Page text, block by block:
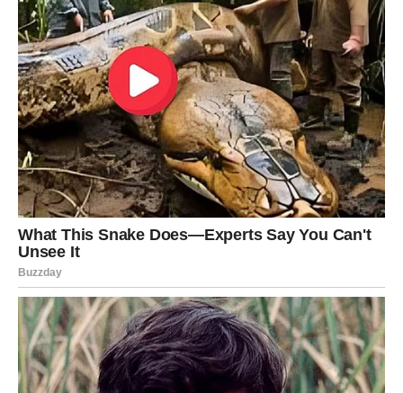
⋆ KNJIGA SA RECEPTIMA ⋆
Upiši svoj email i preuzmi BESPLATNU
knjigu s receptima! Uživaj u jednostavnim
i ukusnim jelima koja će osvojiti tvoje
najdraže.
Jednim klikom preuzmi knjigu s najboljim
receptima!